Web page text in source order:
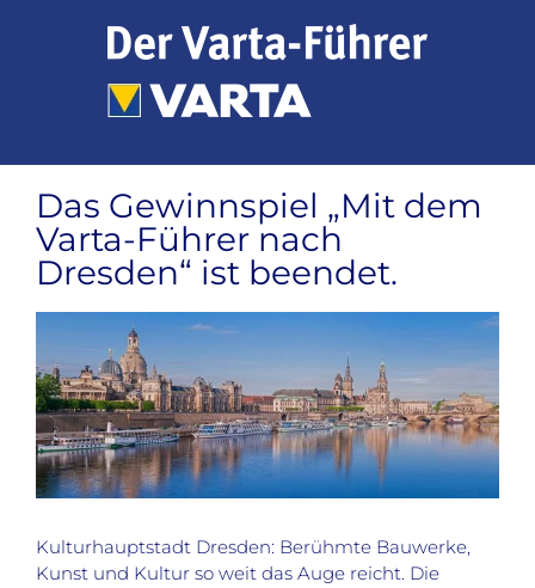
Das Gewinnspiel „Mit dem
Varta-Führer nach
Dresden“ ist beendet.
grösseres
Bild
Kulturhauptstadt Dresden: Berühmte Bauwerke,
Kunst und Kultur so weit das Auge reicht. Die